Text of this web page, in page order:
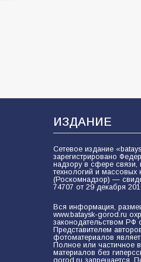
ИЗДАНИЕ
Сетевое издание
зарегистрировано
надзору в сфере
технологий и массовых
(Роскомнадзор) —
74707 от 29 декабря
Вся информация,
www.bataysk-gorod.ru
законодательством РФ
Представителем
фотоматериалов
Полное или частичное
материалов без
gorod.ru запрещается.